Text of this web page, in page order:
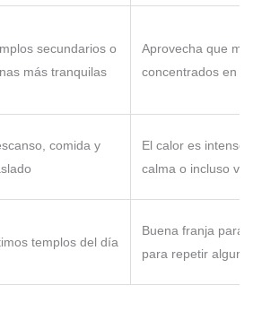
secundarios o
más tranquilas
Aprovecha que
concentrados en los
comida y
El calor es intenso.
calma o incluso
templos del día
Buena franja para
para repetir alguno